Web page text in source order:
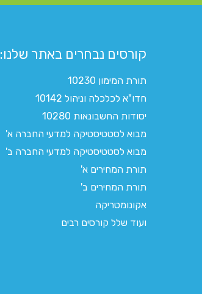
קורסים נבחרים באתר שלנו:​
תורת המימון 10230
חדו"א לכלכלה וניהול 10142
יסודות החשבונאות 10280
מבוא לסטטיסטיקה למדעי החברה א'
מבוא לסטטיסטיקה למדעי החברה ב'
תורת המחירים א'
תורת המחירים ב'
אקונומטריקה
ועוד שלל קורסים רבים